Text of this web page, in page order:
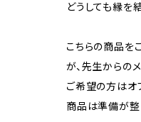
どうしても縁を
こちらの商品を
が、先生からの
ご希望の方はオ
商品は準備が整